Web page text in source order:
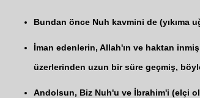
Bundan önce Nuh kavmini de (yıkıma
İman edenlerin, Allah'ın ve haktan
üzerlerinden uzun bir süre geçmiş,
Andolsun, Biz Nuh'u ve İbrahim'i (elçi